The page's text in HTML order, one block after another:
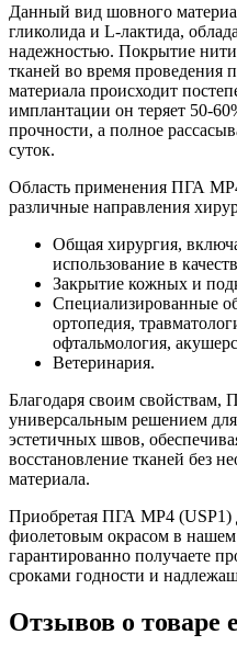
Данный вид шовного
гликолида и L-лактида,
надежностью. Покрытие
тканей во время проведения
материала происходит
имплантации он теряет 50-
прочности, а полное
суток.
Область применения ПГА
различные направления
Общая хирургия,
использование в
Закрытие кожных и
Специализированные
ортопедия,
офтальмология,
Ветеринария.
Благодаря своим свойствам,
универсальным решением
эстетичных швов,
восстановление тканей без
материала.
Приобретая ПГА MP4 (USP1)
фиолетовым окрасом в
гарантированно получаете
сроками годности и
Отзывов о товаре